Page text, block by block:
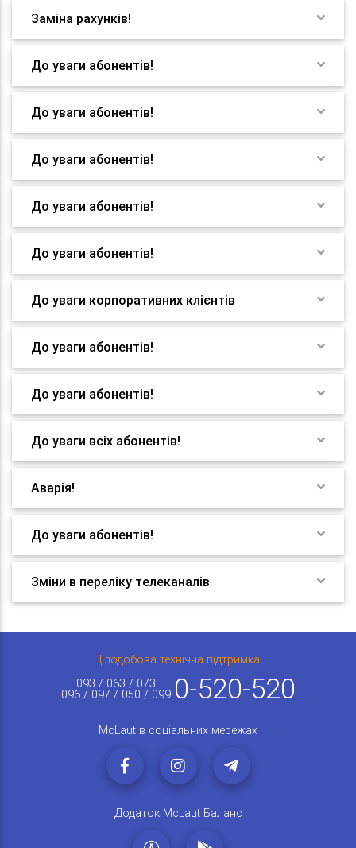
Заміна рахунків!
До уваги абонентів!
До уваги абонентів!
До уваги абонентів!
До уваги абонентів!
До уваги абонентів!
До уваги корпоративних клієнтів
До уваги абонентів!
До уваги абонентів!
До уваги всіх абонентів!
Аварія!
До уваги абонентів!
Зміни в переліку телеканалів
Цілодобова технічна підтримка:
093 / 063 / 073
096 / 097 / 050 / 099 0-520-520
McLaut в соціальних мережах
Додаток McLaut Баланс